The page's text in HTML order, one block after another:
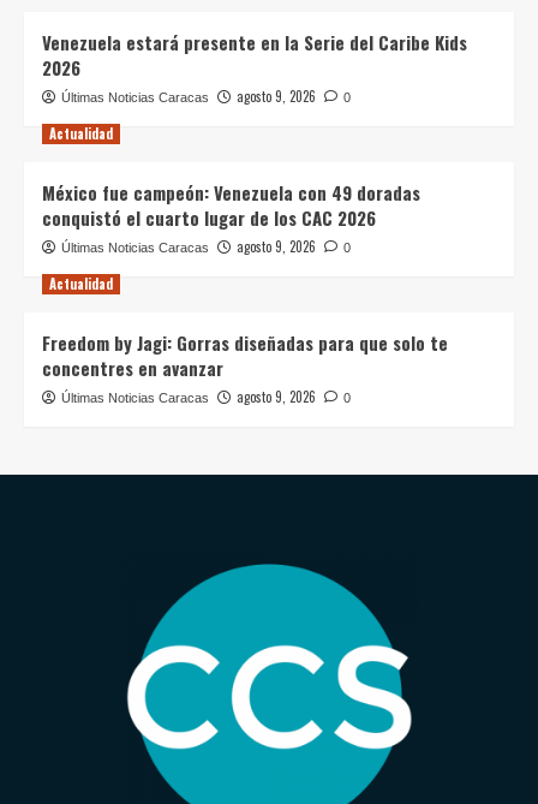
Venezuela estará presente en la Serie del Caribe Kids
2026
Últimas Noticias Caracas agosto 9, 2026 0
Actualidad
México fue campeón: Venezuela con 49 doradas
conquistó el cuarto lugar de los CAC 2026
Últimas Noticias Caracas agosto 9, 2026 0
Actualidad
Freedom by Jagi: Gorras diseñadas para que solo te
concentres en avanzar
Últimas Noticias Caracas agosto 9, 2026 0